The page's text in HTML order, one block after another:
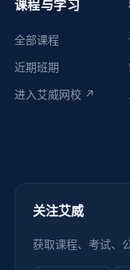
课程与学习
全部课程
近期班期
进入艾威网校 ↗
关注艾威
获取课程、考试、